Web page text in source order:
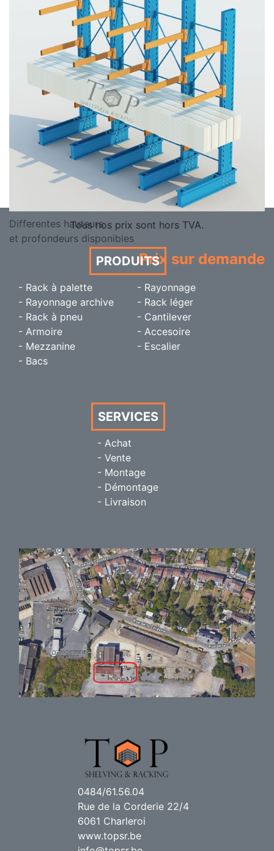
Differentes hauteurs
et profondeurs disponibles
Prix sur demande
Tous nos prix sont hors TVA.
PRODUITS
- Rack à palette
- Rayonnage
- Rayonnage archive
- Rack léger
- Rack à pneu
- Cantilever
- Armoire
- Accesoire
- Mezzanine
- Escalier
- Bacs
SERVICES
- Achat
- Vente
- Montage
- Démontage
- Livraison
0484/61.56.04
Rue de la Corderie 22/4
6061 Charleroi
www.topsr.be